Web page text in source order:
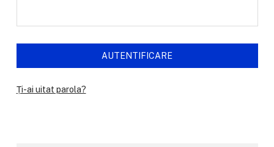
Ți-ai uitat parola?